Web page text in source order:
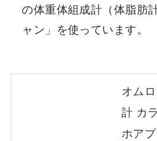
の体重体組成計（体脂肪
ャン」を使っています。
オム
計 カ
ホア